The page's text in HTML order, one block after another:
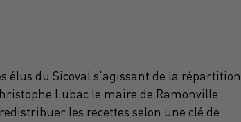
élus du Sicoval s'agissant de la répartition
Lubac le maire de Ramonville
les recettes selon une clé de